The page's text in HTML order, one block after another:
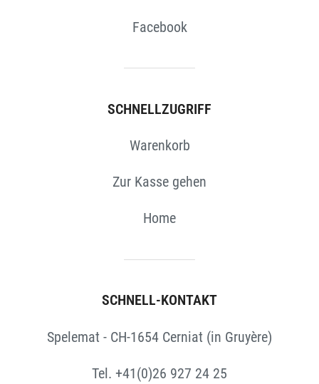
Facebook
SCHNELLZUGRIFF
Warenkorb
Zur Kasse gehen
Home
SCHNELL-KONTAKT
Spelemat - CH-1654 Cerniat (in Gruyère)
Tel. +41(0)26 927 24 25